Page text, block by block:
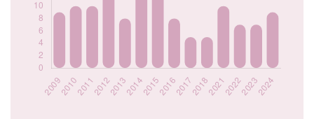
Popularité du
prénom Yaniss par
2022